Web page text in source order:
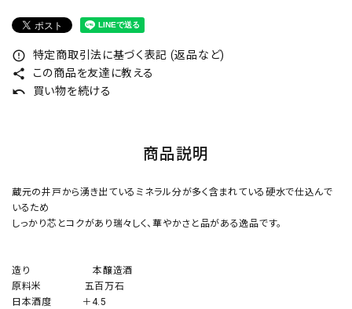
error_outline 特定商取引法に基づく表記 (返品など)
share この商品を友達に教える
undo 買い物を続ける
商品説明
蔵元の井戸から湧き出ているミネラル分が多く含まれている硬水で仕込んで
いるため
しっかり芯とコクがあり瑞々しく、華やかさと品がある逸品です。
造り 本醸造酒
原料米 五百万石
日本酒度 ＋4.5